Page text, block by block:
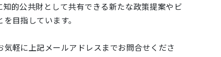
的公共財として共有できる新たな政策提案やビ
目指しています。
軽に上記メールアドレスまでお問合せくださ